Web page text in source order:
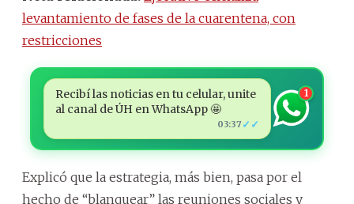
levantamiento de fases de la cuarentena, con
restricciones
Recibí las noticias en tu celular, unite
al canal de ÚH en WhatsApp 🤩
03:37 ✓✓
1
Explicó que la estrategia, más bien, pasa por el
hecho de “blanquear” las reuniones sociales y